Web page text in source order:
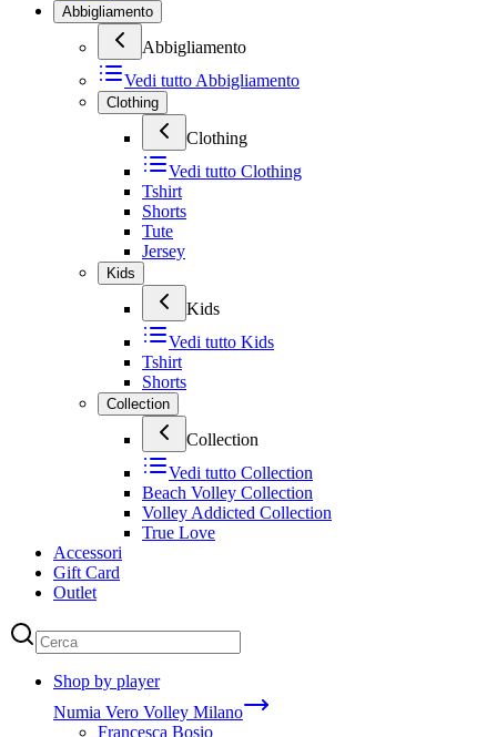
Abbigliamento
Abbigliamento
Vedi tutto Abbigliamento
Clothing
Clothing
Vedi tutto Clothing
Tshirt
Shorts
Tute
Jersey
Kids
Kids
Vedi tutto Kids
Tshirt
Shorts
Collection
Collection
Vedi tutto Collection
Beach Volley Collection
Volley Addicted Collection
True Love
Accessori
Gift Card
Outlet
Shop by player
Numia Vero Volley Milano
Francesca Bosio